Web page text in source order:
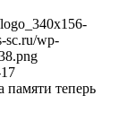
sc.ru/wp-
памяти теперь